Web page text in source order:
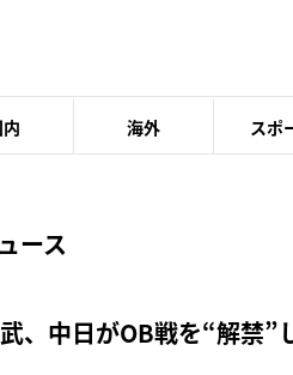
海外 スポ
ース
、中日がOB戦を“解禁”